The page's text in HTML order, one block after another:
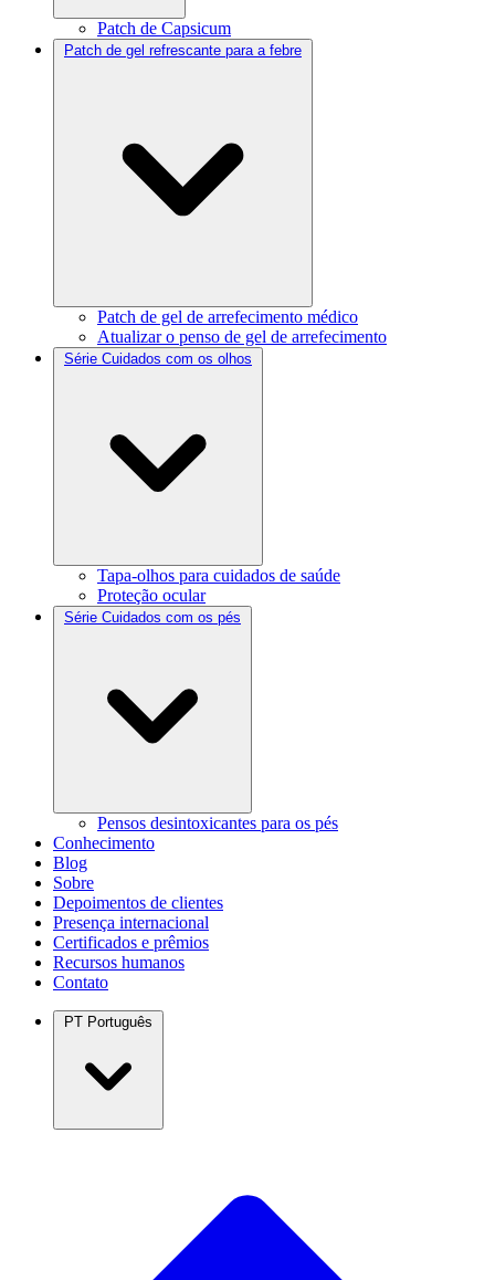
Patch de Capsicum
Patch de gel refrescante para a febre
Patch de gel de arrefecimento médico
Atualizar o penso de gel de arrefecimento
Série Cuidados com os olhos
Tapa-olhos para cuidados de saúde
Proteção ocular
Série Cuidados com os pés
Pensos desintoxicantes para os pés
Conhecimento
Blog
Sobre
Depoimentos de clientes
Presença internacional
Certificados e prêmios
Recursos humanos
Contato
PT Português